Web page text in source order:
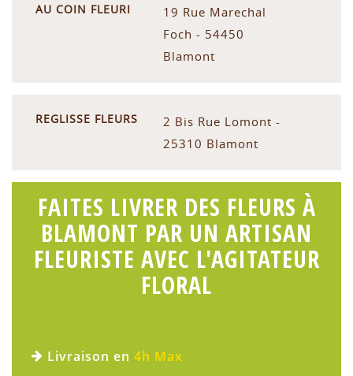
AU COIN FLEURI
19 Rue Marechal
Foch - 54450
Blamont
REGLISSE FLEURS
2 Bis Rue Lomont -
25310 Blamont
FAITES LIVRER DES FLEURS À
BLAMONT PAR UN ARTISAN
FLEURISTE AVEC L'AGITATEUR
FLORAL
Livraison en 4h Max